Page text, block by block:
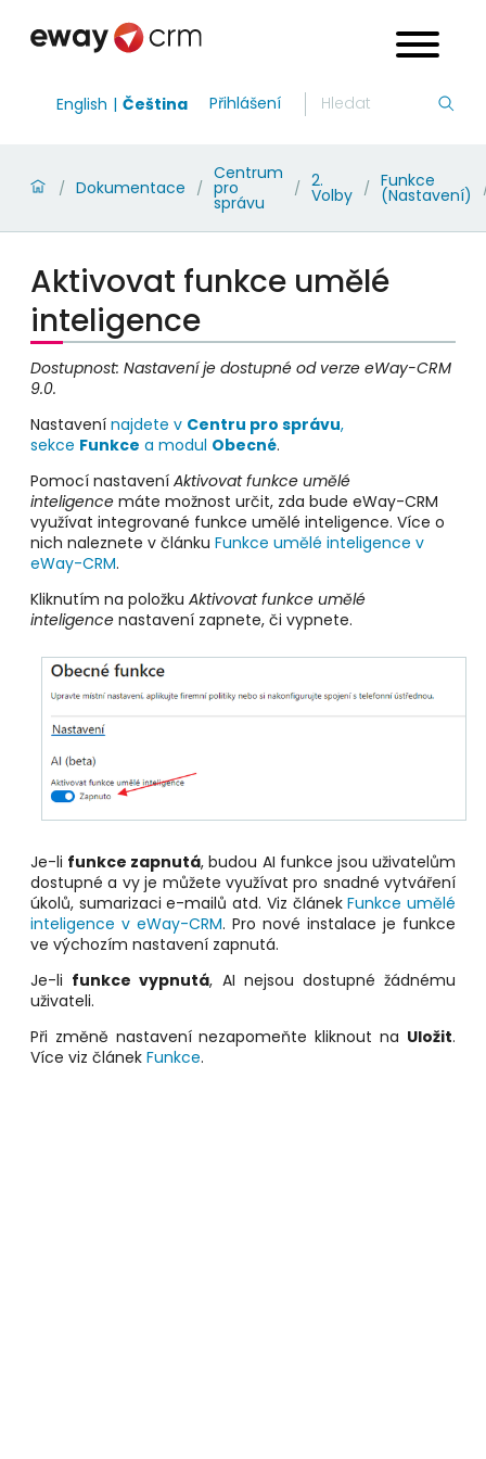
English Čeština Přihlášení
/ Dokumentace /
Centrum
pro
správu
/ 2.
Volby / Funkce
(Nastavení)
Aktivovat funkce umělé
inteligence
Dostupnost: Nastavení je dostupné od verze eWay-CRM
9.0.
Nastavení najdete v Centru pro správu,
sekce Funkce a modul Obecné.
Pomocí nastavení Aktivovat funkce umělé
inteligence máte možnost určit, zda bude eWay-CRM
využívat integrované funkce umělé inteligence. Více o
nich naleznete v článku Funkce umělé inteligence v
eWay-CRM.
Kliknutím na položku Aktivovat funkce umělé
inteligence nastavení zapnete, či vypnete.
Je-li funkce zapnutá, budou AI funkce jsou uživatelům
dostupné a vy je můžete využívat pro snadné vytváření
úkolů, sumarizaci e-mailů atd. Viz článekFunkce umělé
inteligence v eWay-CRM. Pro nové instalace je funkce
ve výchozím nastavení zapnutá.
Je-li funkce vypnutá, AI nejsou dostupné žádnému
uživateli.
Při změně nastavení nezapomeňte kliknout na Uložit.
Více viz článek Funkce.